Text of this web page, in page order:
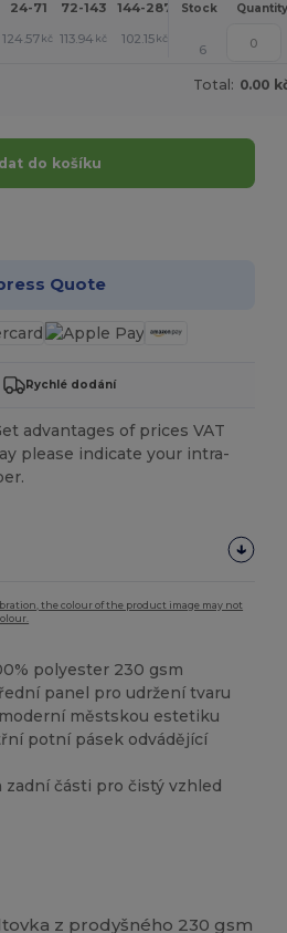
24-71 72-143 144-287 288 + More
Stock Quantity
124.57 kč 113.94 kč 102.15 kč +
6
Total: 0.00
do košíku
Quote
Rychlé dodání
advantages of prices VAT
please indicate your intra-
the colour of the product image may not
polyester 230 gsm
panel pro udržení tvaru
městskou estetiku
potní pásek odvádějící
zadní části pro čistý vzhled
z prodyšného 230 gsm